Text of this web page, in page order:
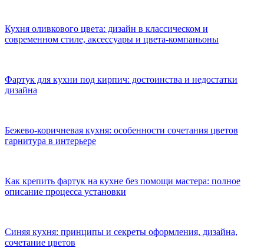
Кухня оливкового цвета: дизайн в классическом и
современном стиле, аксессуары и цвета-компаньоны
Фартук для кухни под кирпич: достоинства и недостатки
дизайна
Бежево-коричневая кухня: особенности сочетания цветов
гарнитура в интерьере
Как крепить фартук на кухне без помощи мастера: полное
описание процесса установки
Синяя кухня: принципы и секреты оформления, дизайна,
сочетание цветов